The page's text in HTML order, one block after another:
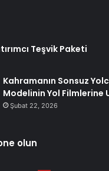
Teşvik Paketi
Kahramanın Sonsuz
Modelinin Yol Filmlerine
Şubat 22, 2026
olun